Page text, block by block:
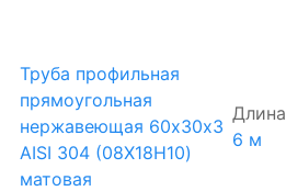
Труба профильная
прямоугольная
нержавеющая 60х30х3
AISI 304 (08Х18Н10)
матовая
Длина
6 м